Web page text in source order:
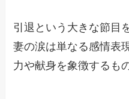
引退という大きな節目
妻の涙は単なる感情表
力や献身を象徴するも